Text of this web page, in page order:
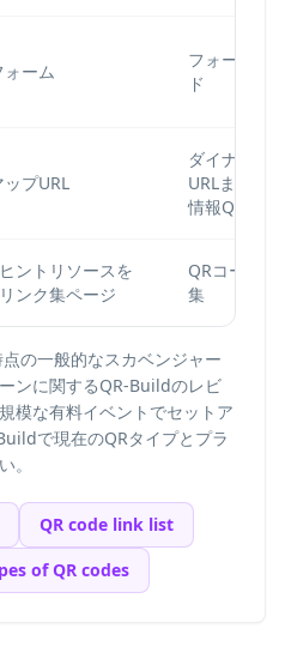
ーム
フォームQR
ド
プURL
ダイナミッ
URLまたは
情報QR
ントリソースを
ンク集ページ
QRコードリ
集
の一般的なスカベンジャー
ンに関するQR-Buildのレビ
模な有料イベントでセットア
で現在のQRタイプとプラ
。
QR code link list
of QR codes